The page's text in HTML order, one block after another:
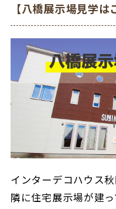
【八橋展示場見学は
インターデコハウス
隣に住宅展示場が建